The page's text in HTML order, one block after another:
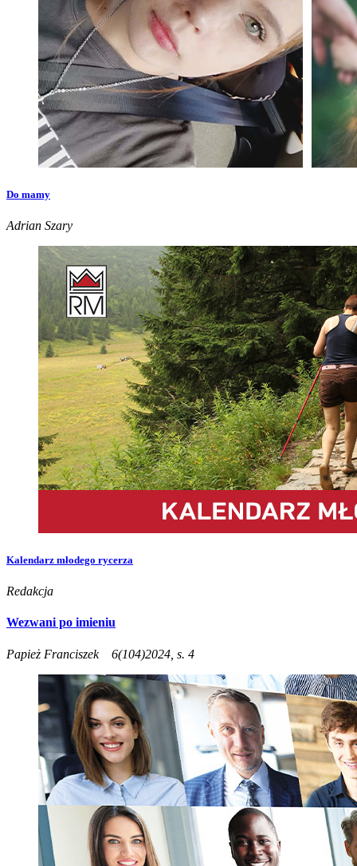
Do mamy
Adrian Szary
Kalendarz młodego rycerza
Redakcja
Wezwani po imieniu
Papież Franciszek 6(104)2024, s. 4